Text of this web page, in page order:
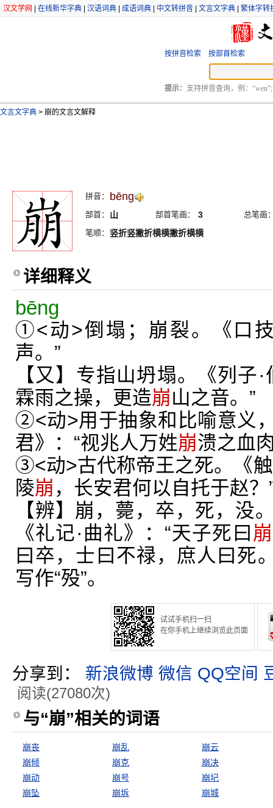
汉文学网 在线新华字典 汉语词典 成语词典 中文转拼音 文言文字典 繁体字转
按拼音检索 按部首检索
提示： 支持拼音查询，例：
文言文字典 > 崩的文言文解释
拼音： bēng
部首： 山 部首笔画： 3
总笔画
笔顺：
竖折竖撇折横横撇折横横
详细释义
bēng
①<动>倒塌；崩裂。《口
声。”
【又】专指山坍塌。《列子
霖雨之操，更造崩山之音。”
②<动>用于抽象和比喻意义
君》：“视兆人万姓崩溃之血
③<动>古代称帝王之死。《
陵崩 ，长安君何以自托于赵？
【辨】崩，薨，卒，死，没
《礼记·曲礼》：“天子死曰 崩
曰卒，士曰不禄，庶人曰死
写作“殁”。
试试手机扫一扫
在你手机上继续浏览此页面
分享到： 新浪微博 微信 QQ空间
阅读(27080次)
与“崩”相关的词语
崩丧 崩乱
崩云
崩倾
崩克
崩决
崩动
崩号
崩圮
崩坠
崩坼 崩城